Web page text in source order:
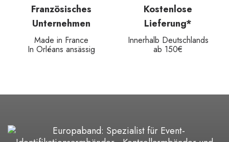
Französisches
Unternehmen
Made in France
In Orléans ansässig
Kostenlose
Lieferung*
Innerhalb Deutschlands
ab 150€